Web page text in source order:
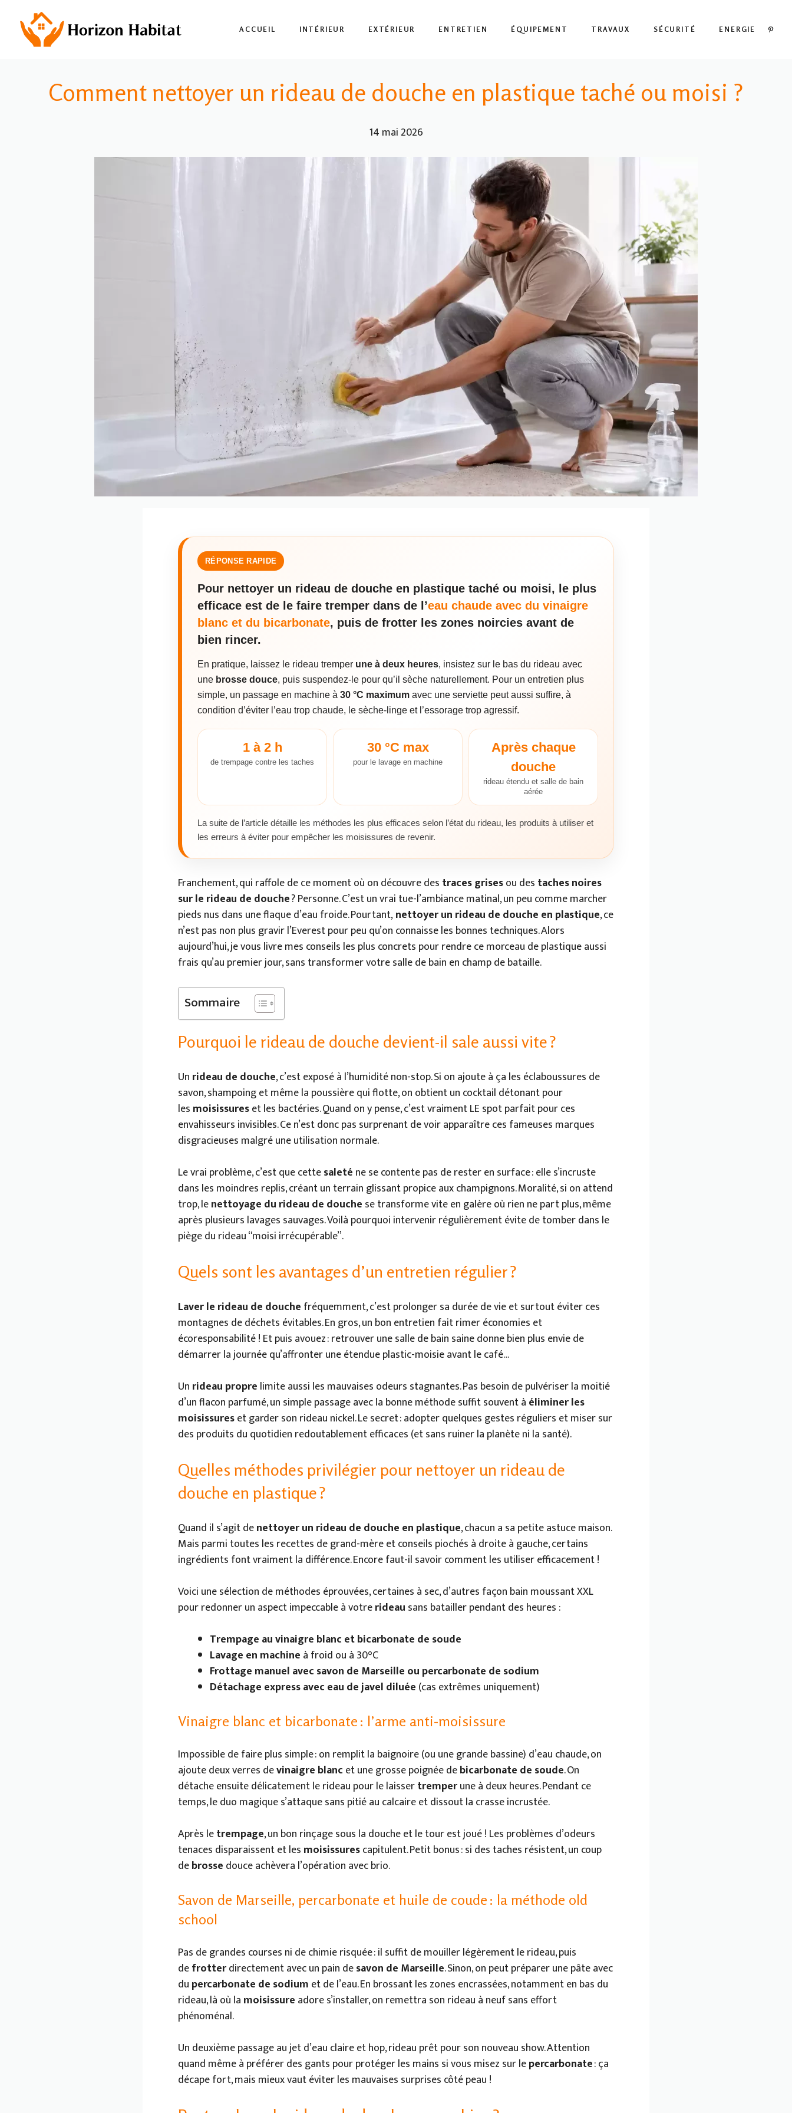
contenu
ACCUEIL INTÉRIEUR EXTÉRIEUR ENTRETIEN ÉQUIPEMENT TRAVAUX SÉCURITÉ ENERGIE
Comment nettoyer un rideau de douche en plastique taché ou moisi ?
14 mai 2026
RÉPONSE RAPIDE
Pour nettoyer un rideau de douche en plastique taché ou moisi, le plus
efficace est de le faire tremper dans de l’eau chaude avec du vinaigre
blanc et du bicarbonate, puis de frotter les zones noircies avant de
bien rincer.
En pratique, laissez le rideau tremper une à deux heures, insistez sur le bas du rideau avec
une brosse douce, puis suspendez-le pour qu’il sèche naturellement. Pour un entretien plus
simple, un passage en machine à 30 °C maximum avec une serviette peut aussi suffire, à
condition d’éviter l’eau trop chaude, le sèche-linge et l’essorage trop agressif.
1 à 2 h
de trempage contre les taches
30 °C max
pour le lavage en machine
Après chaque
douche
rideau étendu et salle de bain
aérée
La suite de l’article détaille les méthodes les plus efficaces selon l’état du rideau, les produits à utiliser et
les erreurs à éviter pour empêcher les moisissures de revenir.
Franchement, qui raffole de ce moment où on découvre des traces grisesou des taches noires
sur le rideau de douche? Personne. C’est un vrai tue-l’ambiance matinal, un peu comme marcher
pieds nus dans une flaque d’eau froide. Pourtant,nettoyer un rideau de douche en plastique, ce
n’est pas non plus gravir l’Everest pour peu qu’on connaisse les bonnes techniques. Alors
aujourd’hui, je vous livre mes conseils les plus concrets pour rendre ce morceau de plastique aussi
frais qu’au premier jour, sans transformer votre salle de bain en champ de bataille.
Sommaire
Pourquoi le rideau de douche devient-il sale aussi vite ?
Un rideau de douche, c’est exposé à l’humidité non-stop. Si on ajoute à ça les éclaboussures de
savon, shampoing et même la poussière qui flotte, on obtient un cocktail détonant pour
les moisissureset les bactéries. Quand on y pense, c’est vraiment LE spot parfait pour ces
envahisseurs invisibles. Ce n’est donc pas surprenant de voir apparaître ces fameuses marques
disgracieuses malgré une utilisation normale.
Le vrai problème, c’est que cettesaleté ne se contente pas de rester en surface : elle s’incruste
dans les moindres replis, créant un terrain glissant propice aux champignons. Moralité, si on attend
trop, lenettoyage du rideau de douche se transforme vite en galère où rien ne part plus, même
après plusieurs lavages sauvages. Voilà pourquoi intervenir régulièrement évite de tomber dans le
piège du rideau “moisi irrécupérable”.
Quels sont les avantages d’un entretien régulier ?
Laver le rideau de douche fréquemment, c’est prolonger sa durée de vie et surtout éviter ces
montagnes de déchets évitables. En gros, un bon entretien fait rimer économies et
écoresponsabilité ! Et puis avouez : retrouver une salle de bain saine donne bien plus envie de
démarrer la journée qu’affronter une étendue plastic-moisie avant le café…
Un rideau propre limite aussi les mauvaises odeurs stagnantes. Pas besoin de pulvériser la moitié
d’un flacon parfumé, un simple passage avec la bonne méthode suffit souvent à éliminer les
moisissureset garder son rideau nickel. Le secret : adopter quelques gestes réguliers et miser sur
des produits du quotidien redoutablement efficaces (et sans ruiner la planète ni la santé).
Quelles méthodes privilégier pour nettoyer un rideau de
douche en plastique ?
Quand il s’agit denettoyer un rideau de douche en plastique, chacun a sa petite astuce maison.
Mais parmi toutes les recettes de grand-mère et conseils piochés à droite à gauche, certains
ingrédients font vraiment la différence. Encore faut-il savoir comment les utiliser efficacement !
Voici une sélection de méthodes éprouvées, certaines à sec, d’autres façon bain moussant XXL
pour redonner un aspect impeccable à votrerideau sans batailler pendant des heures :
Trempage au vinaigre blanc et bicarbonate de soude
Lavage en machine à froid ou à 30°C
Frottage manuel avec savon de Marseille ou percarbonate de sodium
Détachage express avec eau de javel diluée (cas extrêmes uniquement)
Vinaigre blanc et bicarbonate : l’arme anti-moisissure
Impossible de faire plus simple : on remplit la baignoire (ou une grande bassine) d’eau chaude, on
ajoute deux verres devinaigre blanc et une grosse poignée debicarbonate de soude. On
détache ensuite délicatement le rideau pour le laissertremperune à deux heures. Pendant ce
temps, le duo magique s’attaque sans pitié au calcaire et dissout la crasse incrustée.
Après letrempage, un bon rinçage sous la douche et le tour est joué ! Les problèmes d’odeurs
tenaces disparaissent et les moisissurescapitulent. Petit bonus : si des taches résistent, un coup
debrosse douce achèvera l’opération avec brio.
Savon de Marseille, percarbonate et huile de coude : la méthode old
school
Pas de grandes courses ni de chimie risquée : il suffit de mouiller légèrement le rideau, puis
defrotterdirectement avec un pain desavon de Marseille. Sinon, on peut préparer une pâte avec
du percarbonate de sodium et de l’eau. En brossant les zones encrassées, notamment en bas du
rideau, là où la moisissure adore s’installer, on remettra son rideau à neuf sans effort
phénoménal.
Un deuxième passage au jet d’eau claire et hop, rideau prêt pour son nouveau show. Attention
quand même à préférer des gants pour protéger les mains si vous misez sur lepercarbonate: ça
décape fort, mais mieux vaut éviter les mauvaises surprises côté peau !